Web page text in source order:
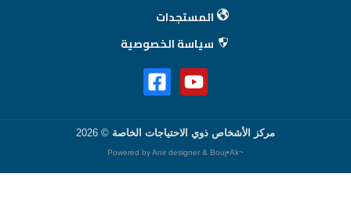
المستجدات
سياسة الخصوصية
مركز الأشخاص ذوي الاحتياجات الخاصة © 2026
~Powered by
Anir designer & Bouj•Ak